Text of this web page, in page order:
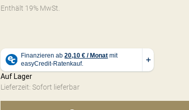
Enthält 19% MwSt.
Auf Lager
Lieferzeit: Sofort lieferbar